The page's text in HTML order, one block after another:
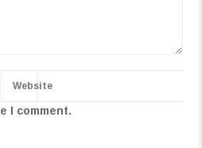
I comment.